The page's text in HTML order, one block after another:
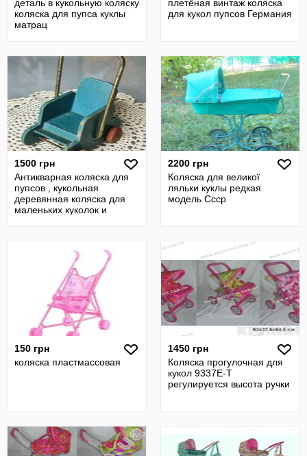
деталь в кукольную коляску
коляска для пупса куклы
матрац
плетёная винтаж коляска
для кукол пупсов Германия
1500 грн
Антикварная коляска для
пупсов , кукольная
деревянная коляска для
маленьких куколок и
2200 грн
Коляска для великої
ляльки куклы редкая
модель Ссср
150 грн
коляска пластмассовая
1450 грн
Коляска прогулочная для
кукол 9337Е-Т
регулируется высота ручки